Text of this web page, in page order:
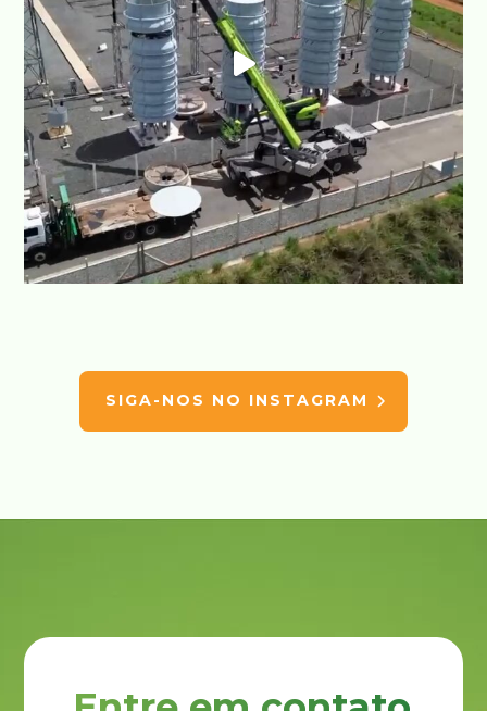
SIGA-NOS NO INSTAGRAM